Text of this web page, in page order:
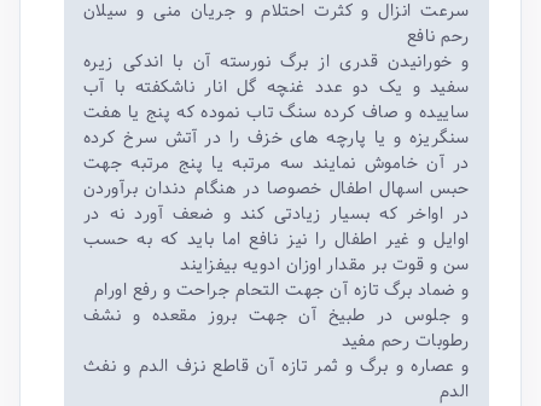
سرعت انزال و کثرت احتلام و جریان منی و سیلان
رحم نافع
و خورانیدن قدری از برگ نورسته آن با اندکی زیره
سفید و یک دو عدد غنچه گل انار ناشکفته با آب
ساییده و صاف کرده سنگ تاب نموده که پنج یا هفت
سنگریزه و یا پارچه های خزف را در آتش سرخ کرده
در آن خاموش نمایند سه مرتبه یا پنج مرتبه جهت
حبس اسهال اطفال خصوصا در هنگام دندان برآوردن
در اواخر که بسیار زیادتی کند و ضعف آورد نه در
اوایل و غیر اطفال را نیز نافع اما باید که به حسب
سن و قوت بر مقدار اوزان ادویه بیفزایند
و ضماد برگ تازه آن جهت التحام جراحت و رفع اورام
و جلوس در طبیخ آن جهت بروز مقعده و نشف
رطوبات رحم مفید
و عصاره و برگ و ثمر تازه آن قاطع نزف الدم و نفث
الدم